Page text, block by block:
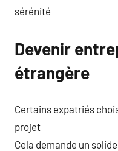
sérénité
Devenir
étrangère
Certains expatriés
projet
Cela demande un